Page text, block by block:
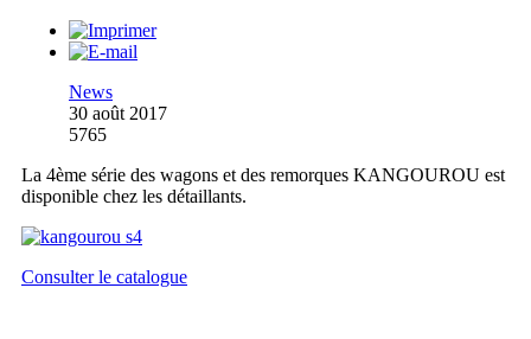
News
30 août 2017
5765
La 4ème série des wagons et des remorques KANGOUROU est
disponible chez les détaillants.
Consulter le catalogue